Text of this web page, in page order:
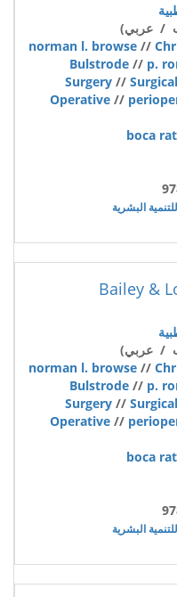
/ عربي)
norman l. browse //
Bulstrode // p.
Surgery //
Operative //
boca
البشرية
Bailey &
/ عربي)
norman l. browse //
Bulstrode // p.
Surgery //
Operative //
boca
البشرية